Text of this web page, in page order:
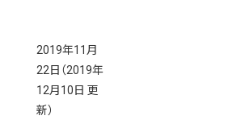
2019年11月
22日 （2019年
12月10日 更
新）